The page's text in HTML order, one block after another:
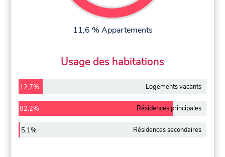
11,6 % Appartements
Usage des habitations
12,7% Logements vacants
82,2% Résidences principales
5,1% Résidences secondaires